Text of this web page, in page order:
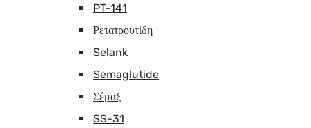
PT-141
Ρετατρουτίδη
Selank
Semaglutide
Σέμαξ
SS-31